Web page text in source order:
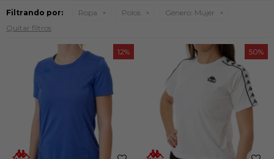
Filtrando por: Ropa Polos Género: Mujer
Quitar filtros
12 50